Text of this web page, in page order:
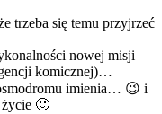
trzeba się temu przyjrzeć
nowej misji
komicznej)…
imienia… 😉 i
życie 🙂